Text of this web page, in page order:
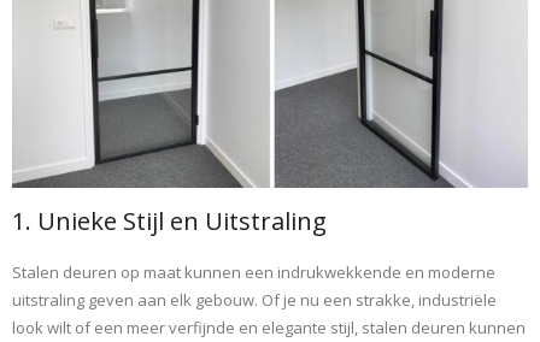
1. Unieke Stijl en Uitstraling
Stalen deuren op maat kunnen een indrukwekkende en moderne
uitstraling geven aan elk gebouw. Of je nu een strakke, industriële
look wilt of een meer verfijnde en elegante stijl, stalen deuren kunnen